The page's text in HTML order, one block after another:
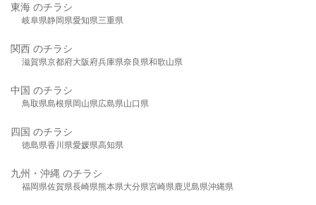
東海 のチラシ
岐阜県静岡県愛知県三重県
関西 のチラシ
滋賀県京都府大阪府兵庫県奈良県和歌山県
中国 のチラシ
鳥取県島根県岡山県広島県山口県
四国 のチラシ
徳島県香川県愛媛県高知県
九州・沖縄 のチラシ
福岡県佐賀県長崎県熊本県大分県宮崎県鹿児島県沖縄県